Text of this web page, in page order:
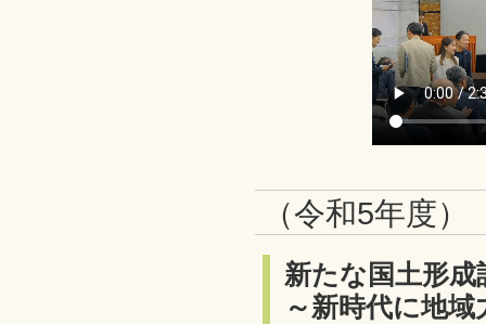
（令和5年度）
新たな国土形
～新時代に地